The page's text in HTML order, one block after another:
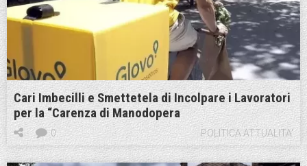
Cari Imbecilli e Smettetela di Incolpare i Lavoratori
per la “Carenza di Manodopera
POLITICA ATTUALITA'
0